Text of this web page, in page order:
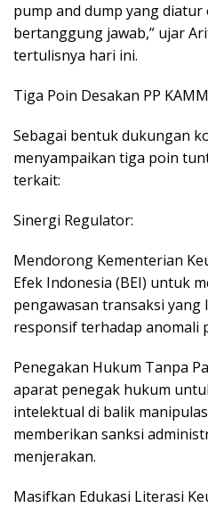
pump and dump yang
bertanggung jawab,” ujar
tertulisnya hari ini.
Tiga Poin Desakan PP
Sebagai bentuk dukungan
menyampaikan tiga poin
terkait:
Sinergi Regulator:
Mendorong Kementerian
Efek Indonesia (BEI) untuk
pengawasan transaksi
responsif terhadap anomali
Penegakan Hukum Tanpa
aparat penegak hukum
intelektual di balik
memberikan sanksi
menjerakan.
Masifkan Edukasi Literasi